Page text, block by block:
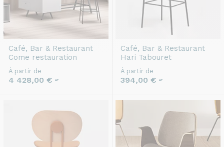
Café, Bar & Restaurant
Come restauration
À partir de
4 428,00 € HT
Café, Bar & Restaurant
Hari Tabouret
À partir de
394,00 € HT